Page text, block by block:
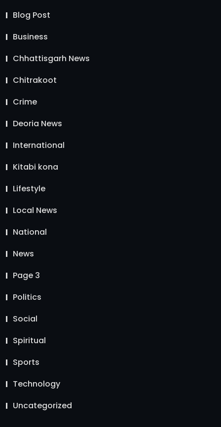
Blog Post
Business
Chhattisgarh News
Chitrakoot
Crime
Deoria News
International
Kitabi kona
Lifestyle
Local News
National
News
Page 3
Politics
Social
Spiritual
Sports
Technology
Uncategorized